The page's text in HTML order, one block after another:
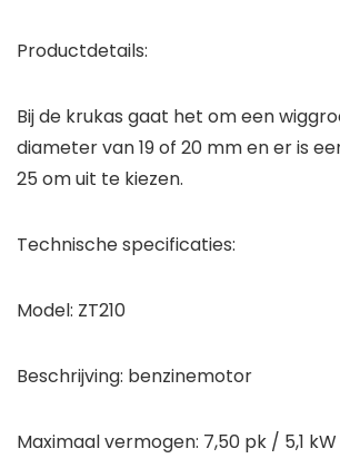
Productdetails:
Bij de krukas gaat het om een
diameter van 19 of 20 mm en er is
25 om uit te kiezen.
Technische specificaties:
Model: ZT210
Beschrijving: benzinemotor
Maximaal vermogen: 7,50 pk / 5,1